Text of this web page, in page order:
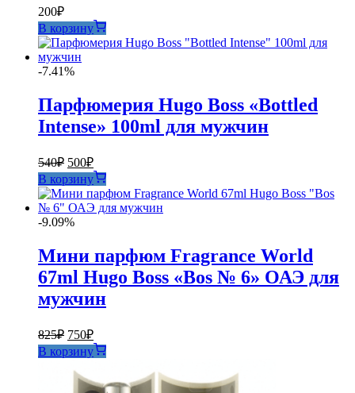
200₽
В корзину
-7.41%
Парфюмерия Hugo Boss «Bottled
Intense» 100ml для мужчин
540₽ Первоначальная
цена
составляла
540₽.
500₽Текущая
цена:
500₽.
В корзину
-9.09%
Мини парфюм Fragrance World
67ml Hugo Boss «Bos № 6» ОАЭ для
мужчин
825₽ Первоначальная
цена
составляла
825₽.
750₽Текущая
цена:
750₽.
В корзину